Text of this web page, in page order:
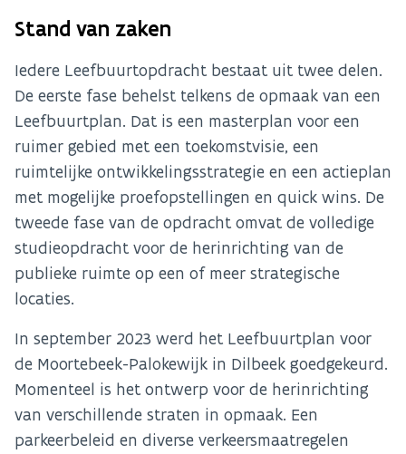
Stand van zaken
Iedere Leefbuurtopdracht bestaat uit twee delen.
De eerste fase behelst telkens de opmaak van een
Leefbuurtplan. Dat is een masterplan voor een
ruimer gebied met een toekomstvisie, een
ruimtelijke ontwikkelingsstrategie en een actieplan
met mogelijke proefopstellingen en quick wins. De
tweede fase van de opdracht omvat de volledige
studieopdracht voor de herinrichting van de
publieke ruimte op een of meer strategische
locaties.
In september 2023 werd het Leefbuurtplan voor
de Moortebeek-Palokewijk in Dilbeek goedgekeurd.
Momenteel is het ontwerp voor de herinrichting
van verschillende straten in opmaak. Een
parkeerbeleid en diverse verkeersmaatregelen